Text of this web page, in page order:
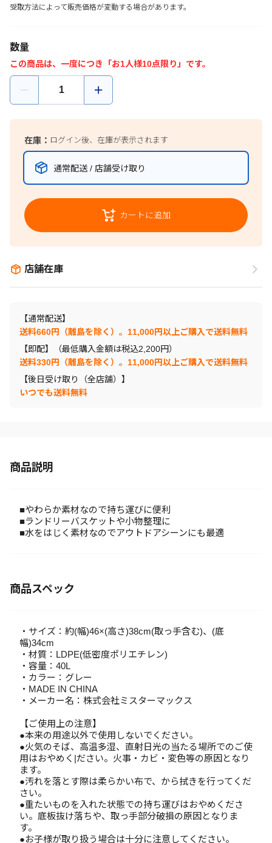
受取方法によって販売価格が変動する場合があります。
数量
この商品は、一度につき「お1人様10点限り」です。
在庫： ログイン後、在庫が表示されます
通常配送 / 店舗受け取り
カートに追加
店舗在庫
【通常配送】
送料660円（離島を除く）。11,000円以上ご購入で送料無料
【即配】（最低購入金額は税込2,200円）
送料330円（離島を除く）。11,000円以上ご購入で送料無料
【後日受け取り（全店舗）】
いつでも送料無料
商品説明
■やわらか素材なので持ち運びに便利
■ランドリーバスケットや小物整理に
■水をはじく素材なのでアウトドアシーンにも最適
商品スペック
・サイズ：約(幅)46×(高さ)38cm(取っ手含む)、(底
幅)34cm
・材質：LDPE(低密度ポリエチレン)
・容量：40L
・カラー：グレー
・MADE IN CHINA
・メーカー名：株式会社ミスターマックス
【ご使用上の注意】
●本来の用途以外で使用しないでください。
●火気のそば、高温多湿、直射日光の当たる場所でのご使
用はおやめく|ださい。火事・カビ・変色等の原因となり
ます。
●汚れを落とす際は柔らかい布で、から拭きを行ってくだ
さい。
●重たいものを入れた状態での持ち運びはおやめくださ
い。底板抜け落ちや、取っ手部分破損の原因となりま
す。
●お子様が取り扱う場合は十分に注意してください。